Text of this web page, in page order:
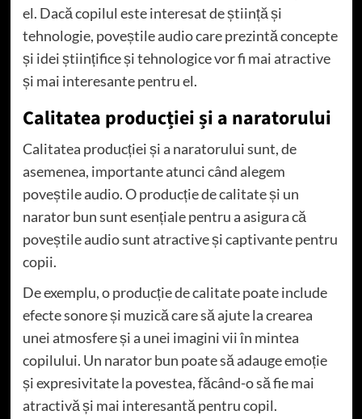
el. Dacă copilul este interesat de știință și
tehnologie, poveștile audio care prezintă concepte
și idei științifice și tehnologice vor fi mai atractive
și mai interesante pentru el.
Calitatea producției și a naratorului
Calitatea producției și a naratorului sunt, de
asemenea, importante atunci când alegem
poveștile audio. O producție de calitate și un
narator bun sunt esențiale pentru a asigura că
poveștile audio sunt atractive și captivante pentru
copii.
De exemplu, o producție de calitate poate include
efecte sonore și muzică care să ajute la crearea
unei atmosfere și a unei imagini vii în mintea
copilului. Un narator bun poate să adauge emoție
și expresivitate la povestea, făcând-o să fie mai
atractivă și mai interesantă pentru copil.